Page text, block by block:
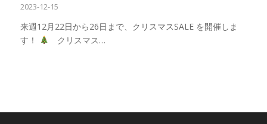
2023-12-15
来週12月22日から26日まで、クリスマスSALE を開催しま
す！
クリスマス…